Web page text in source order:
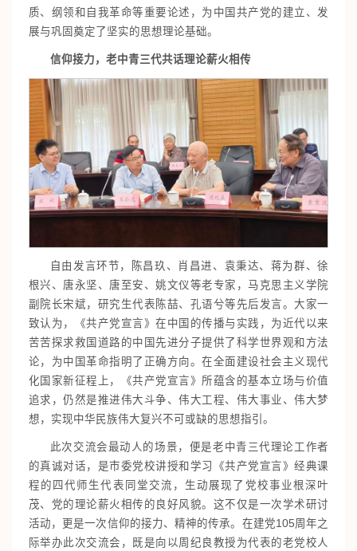
质、纲领和自我革命等重要论述，为中国共产党的建立、发
展与巩固奠定了坚实的思想理论基础。
信仰接力，老中青三代共话理论薪火相传
自由发言环节，陈昌玖、肖昌进、袁秉达、蒋为群、徐
根兴、唐永坚、唐至安、姚文仪等老专家，马克思主义学院
副院长宋斌，研究生代表陈喆、孔语兮等先后发言。大家一
致认为，《共产党宣言》在中国的传播与实践，为近代以来
苦苦探求救国道路的中国先进分子提供了科学世界观和方法
论，为中国革命指明了正确方向。在全面建设社会主义现代
化国家新征程上，《共产党宣言》所蕴含的基本立场与价值
追求，仍然是推进伟大斗争、伟大工程、伟大事业、伟大梦
想，实现中华民族伟大复兴不可或缺的思想指引。
此次交流会最动人的场景，便是老中青三代理论工作者
的真诚对话，是市委党校讲授和学习《共产党宣言》经典课
程的四代师生代表同堂交流，生动展现了党校事业根深叶
茂、党的理论薪火相传的良好风貌。这不仅是一次学术研讨
活动，更是一次信仰的接力、精神的传承。在建党105周年之
际举办此次交流会，既是向以周纪良教授为代表的老党校人